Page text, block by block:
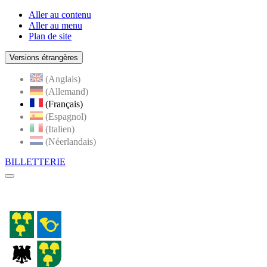
Aller au contenu
Aller au menu
Plan de site
Versions étrangères
(Anglais)
(Allemand)
(Français)
(Espagnol)
(Italien)
(Néerlandais)
BILLETTERIE
Menu